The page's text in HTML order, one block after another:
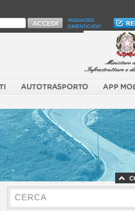
PASSWORD
DIMENTICATA?
AUTOTRASPORTO APP